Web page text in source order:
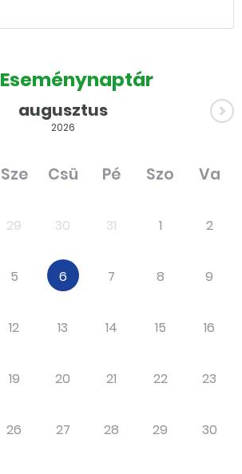
Eseménynaptár
augusztus
2026
Sze Csü Pé Szo Va
29 30 31 1 2
5 6 7 8 9
12 13 14 15 16
19 20 21 22 23
26 27 28 29 30